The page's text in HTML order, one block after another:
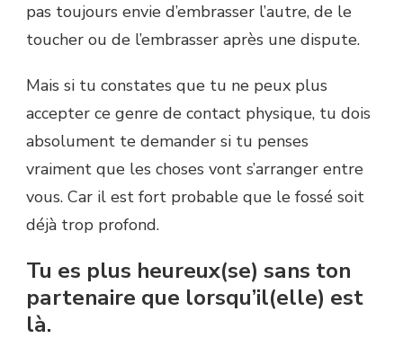
pas toujours envie d’embrasser l’autre, de le
toucher ou de l’embrasser après une dispute.
Mais si tu constates que tu ne peux plus
accepter ce genre de contact physique, tu dois
absolument te demander si tu penses
vraiment que les choses vont s’arranger entre
vous. Car il est fort probable que le fossé soit
déjà trop profond.
Tu es plus heureux(se) sans ton
partenaire que lorsqu’il(elle) est
là.